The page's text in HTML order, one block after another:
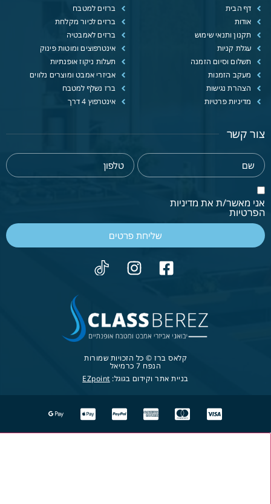
דף הבית
אודות
תקנון ותנאי שימוש
עגלת קניות
תשלום וסיום הזמנה
מעקב הזמנות
הצהרת נגישות
מדיניות פרטיות
ברזים למטבח
ברזים לכיור מקלחת
ברזים לאמבטיה
אינטרפוצים ומוטות פינוק
תעלות ניקוז אופנתיות
אביזרי אמבט ומוצרים נלווים
ברז נשלף למטבח
אינטרפוץ 4 דרך
צור קשר
אני מאשר/ת את מדיניות
הפרטיות
שליחת פרטים
קלאס ברז © כל הזכויות שמורות
הנפח 7 כרמיאל
בניית אתר וקידום בגוגל: EZpoint